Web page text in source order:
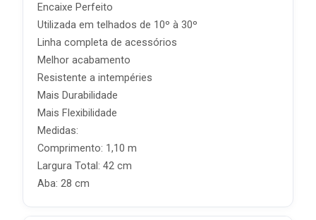
Encaixe Perfeito
Utilizada em telhados de 10º à 30º
Linha completa de acessórios
Melhor acabamento
Resistente a intempéries
Mais Durabilidade
Mais Flexibilidade
Medidas:
Comprimento: 1,10 m
Largura Total: 42 cm
Aba: 28 cm